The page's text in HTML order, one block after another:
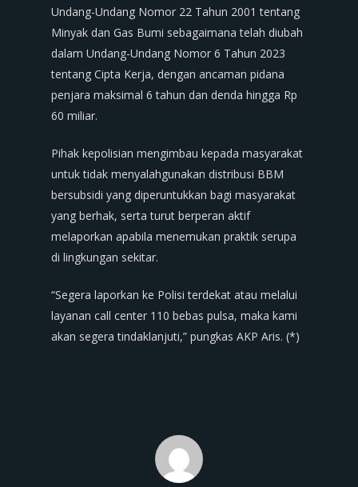
Undang-Undang Nomor 22 Tahun 2001 tentang
Minyak dan Gas Bumi sebagaimana telah diubah
dalam Undang-Undang Nomor 6 Tahun 2023
tentang Cipta Kerja, dengan ancaman pidana
penjara maksimal 6 tahun dan denda hingga Rp
60 miliar.
Pihak kepolisian mengimbau kepada masyarakat
untuk tidak menyalahgunakan distribusi BBM
bersubsidi yang diperuntukkan bagi masyarakat
yang berhak, serta turut berperan aktif
melaporkan apabila menemukan praktik serupa
di lingkungan sekitar.
“Segera laporkan ke Polisi terdekat atau melalui
layanan call center 110 bebas pulsa, maka kami
akan segera tindaklanjuti,” pungkas AKP Aris. (*)